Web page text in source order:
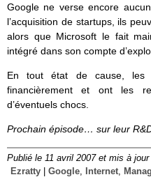
Google ne verse encore
l’acquisition de startups, ils
alors que Microsoft le fait
intégré dans son compte
En tout état de cause, les
financièrement et ont les
d’éventuels chocs.
Prochain épisode… sur leur
Publié le 11 avril 2007 et mis à
Ezratty
Google, Internet,